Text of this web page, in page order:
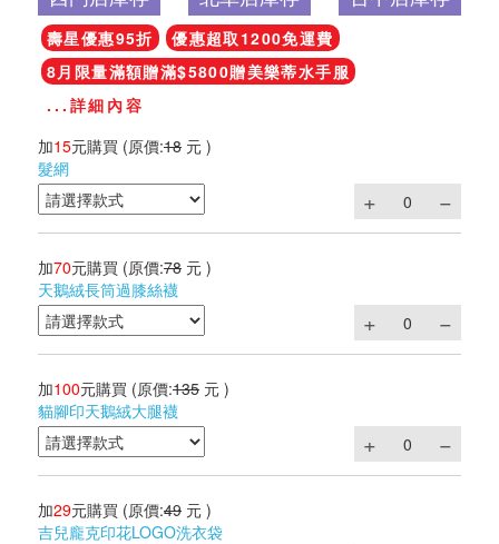
壽星優惠95折
優惠超取1200免運費
8月限量滿額贈滿$5800贈美樂蒂水手服
...詳細內容
加15元購買 (原價:18 元 )
髮網
加70元購買 (原價:78 元 )
天鵝絨長筒過膝絲襪
加100元購買 (原價:135 元 )
貓腳印天鵝絨大腿襪
加29元購買 (原價:49 元 )
吉兒龐克印花LOGO洗衣袋